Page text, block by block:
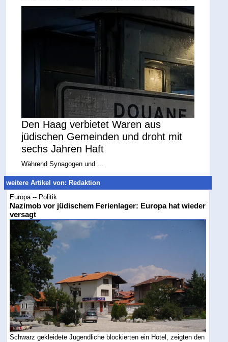
Den Haag verbietet Waren aus
jüdischen Gemeinden und droht mit
sechs Jahren Haft
Während Synagogen und ...
weitere Artikel von: Redaktion
Europa -- Politik
Nazimob vor jüdischem Ferienlager: Europa hat wieder
versagt
Schwarz gekleidete Jugendliche blockierten ein Hotel, zeigten den